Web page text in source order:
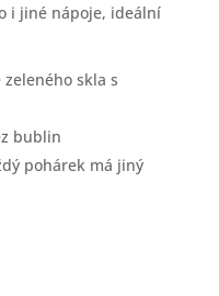
i jiné nápoje, ideální
skla s
bublin
pohárek má jiný